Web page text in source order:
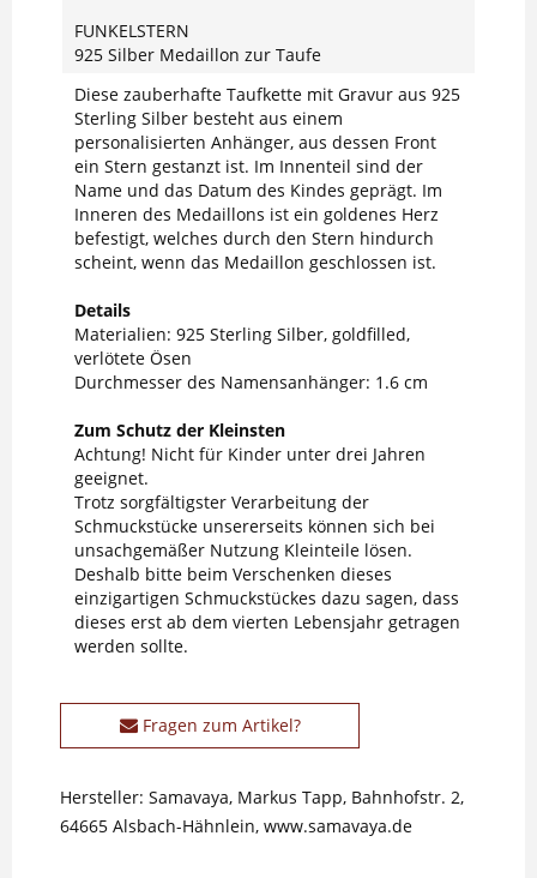
FUNKELSTERN
925 Silber Medaillon zur Taufe
Diese zauberhafte Taufkette mit Gravur aus 925
Sterling Silber besteht aus einem
personalisierten Anhänger, aus dessen Front
ein Stern gestanzt ist. Im Innenteil sind der
Name und das Datum des Kindes geprägt. Im
Inneren des Medaillons ist ein goldenes Herz
befestigt, welches durch den Stern hindurch
scheint, wenn das Medaillon geschlossen ist.
Details
Materialien: 925 Sterling Silber, goldfilled,
verlötete Ösen
Durchmesser des Namensanhänger: 1.6 cm
Zum Schutz der Kleinsten
Achtung! Nicht für Kinder unter drei Jahren
geeignet.
Trotz sorgfältigster Verarbeitung der
Schmuckstücke unsererseits können sich bei
unsachgemäßer Nutzung Kleinteile lösen.
Deshalb bitte beim Verschenken dieses
einzigartigen Schmuckstückes dazu sagen, dass
dieses erst ab dem vierten Lebensjahr getragen
werden sollte.
Fragen zum Artikel?
Hersteller: Samavaya, Markus Tapp, Bahnhofstr. 2,
64665 Alsbach-Hähnlein, www.samavaya.de